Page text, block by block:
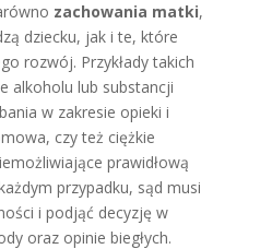
zachowania matki,
dziecku, jak i te, które
rozwój. Przykłady takich
alkoholu lub substancji
w zakresie opieki i
czy też ciężkie
prawidłową
przypadku, sąd musi
i podjąć decyzję w
oraz opinie biegłych.